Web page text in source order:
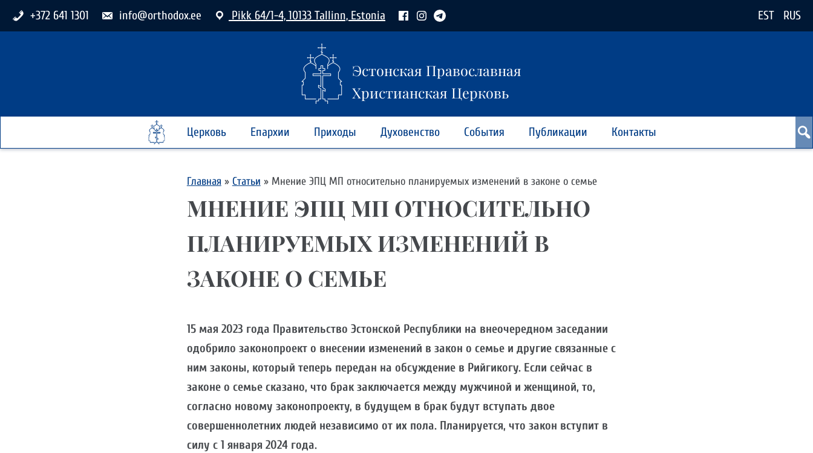
+372 641 1301 info@orthodox.ee Pikk 64/1-4, 10133 Tallinn, Estonia EST RUS
Эстонская Православная
Христианская Церковь
Церковь Епархии Приходы Духовенство События Публикации Контакты
Главная » Статьи » Мнение ЭПЦ МП относительно планируемых изменений в законе о семье
МНЕНИЕ ЭПЦ МП ОТНОСИТЕЛЬНО
ПЛАНИРУЕМЫХ ИЗМЕНЕНИЙ В
ЗАКОНЕ О СЕМЬЕ
15 мая 2023 года Правительство Эстонской Республики на внеочередном заседании
одобрило законопроект о внесении изменений в закон о семье и другие связанные с
ним законы, который теперь передан на обсуждение в Рийгикогу. Если сейчас в
законе о семье сказано, что брак заключается между мужчиной и женщиной, то,
согласно новому законопроекту, в будущем в брак будут вступать двое
совершеннолетних людей независимо от их пола. Планируется, что закон вступит в
силу с 1 января 2024 года.